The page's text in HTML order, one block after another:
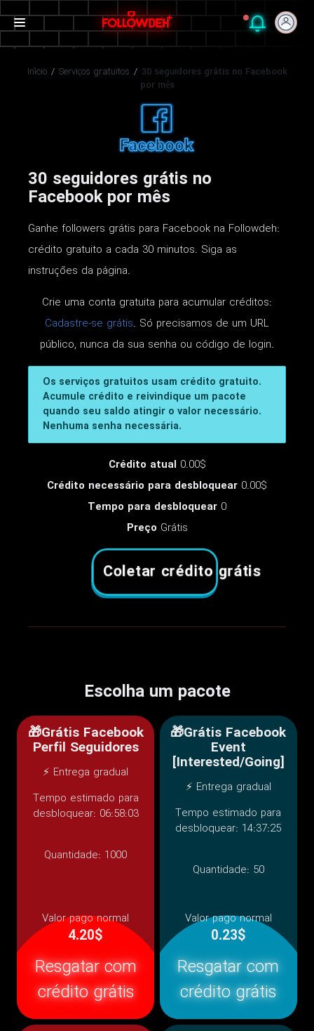
Início / Serviços gratuitos / 30 seguidores grátis no Facebook
por mês
30 seguidores grátis no
Facebook por mês
Ganhe followers grátis para Facebook na Followdeh:
crédito gratuito a cada 30 minutos. Siga as
instruções da página.
Crie uma conta gratuita para acumular créditos:
Cadastre-se grátis. Só precisamos de um URL
público, nunca da sua senha ou código de login.
Os serviços gratuitos usam crédito gratuito.
Acumule crédito e reivindique um pacote
quando seu saldo atingir o valor necessário.
Nenhuma senha necessária.
Crédito atual 0.00$
Crédito necessário para desbloquear 0.00$
Tempo para desbloquear 0
Preço Grátis
Coletar crédito grátis
Escolha um pacote
🎁Grátis Facebook
Perfil Seguidores
⚡ Entrega gradual
Tempo estimado para
desbloquear: 06:58:03
Quantidade: 1000
Valor pago normal
4.20$
Resgatar com
crédito grátis
🎁Grátis Facebook
Event
[Interested/Going]
⚡ Entrega gradual
Tempo estimado para
desbloquear: 14:37:25
Quantidade: 50
Valor pago normal
0.23$
Resgatar com
crédito grátis